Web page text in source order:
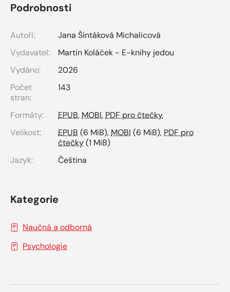
Podrobnosti
Autoři:
Jana Šintáková Michalicová
Vydavatel:
Martin Koláček - E-knihy jedou
Vydáno:
2026
Počet
stran:
143
Formáty: EPUB, MOBI, PDF pro čtečky
Velikost:
EPUB (6 MiB), MOBI (6 MiB), PDF pro
čtečky(1 MiB)
Jazyk:
Čeština
Kategorie
Naučná a odborná
Psychologie